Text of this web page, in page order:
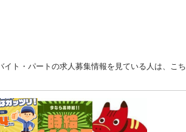
ト・パートの求人募集情報を見ている人は、こち